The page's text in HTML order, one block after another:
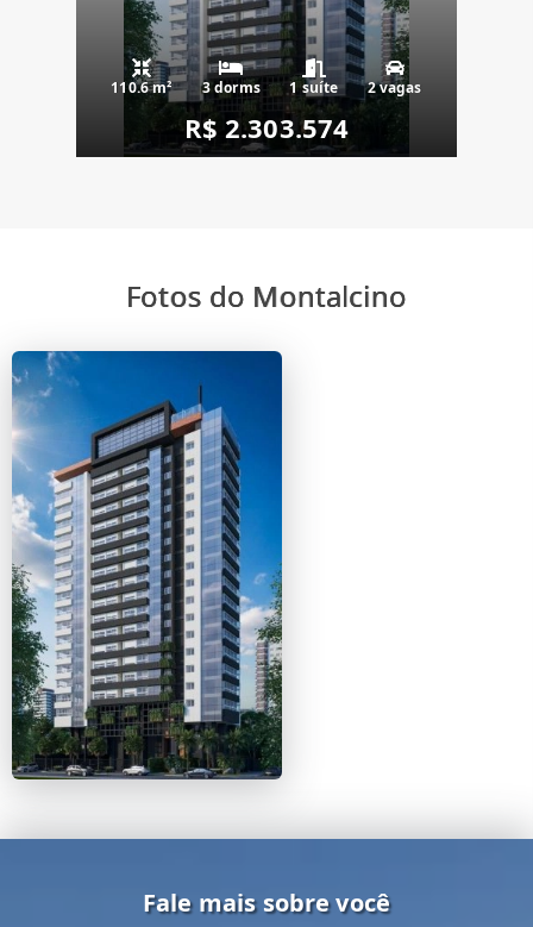
110.6 m² 3 dorms 1 suíte 2 vagas
R$ 2.303.574
Fotos do Montalcino
Fale mais sobre você